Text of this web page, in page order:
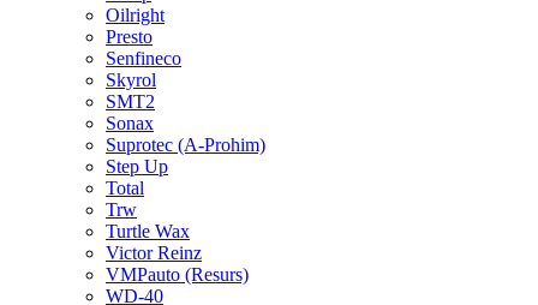
Oilright
Presto
Senfineco
Skyrol
SMT2
Sonax
Suprotec (A-Prohim)
Step Up
Total
Trw
Turtle Wax
Victor Reinz
VMPauto (Resurs)
WD-40